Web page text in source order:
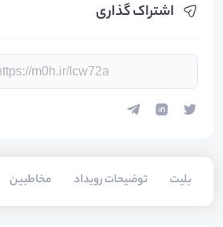
اشتراک گذاری
بلیت‌ توضیحات رویداد مخاطبین